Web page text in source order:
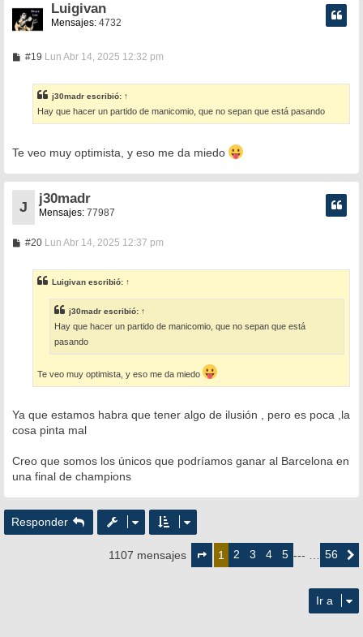
Luigivan
Mensajes:4732
#19M
s
a
j
e
Lun Abr 14, 2025 12:32 pm
j30madr escribió: ↑
Hay que hacer un partido de manicomio, que no sepan que está pasando
Te veo muy optimista, y eso me da miedo
J
j30madr
Mensajes: 77987
#20M
s
a
Lun Abr 14, 2025 12:37 pm
Luigivan escribió: ↑
j30madr escribió: ↑
Hay que hacer un partido de manicomio, que no sepan que está
pasando
Te veo muy optimista, y eso me da miedo
Ya que estamos habra que tener algo de ilusión , pero es poca ,la
cosa pinta mal
Creo que somos los únicos que podríamos ganar al Barcelona en
una final de champions
Responder
1107 mensajes
Página
de
1 2 3 4 5 --- … 56
Ir a